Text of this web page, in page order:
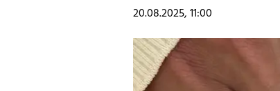
20.08.2025, 11:00